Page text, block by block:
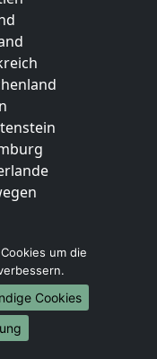
am Main
um die
Cookies